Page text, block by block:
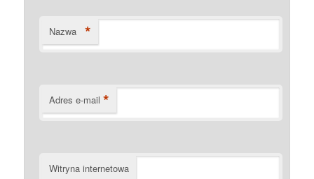
Nazwa *
Adres e-mail *
Witryna internetowa